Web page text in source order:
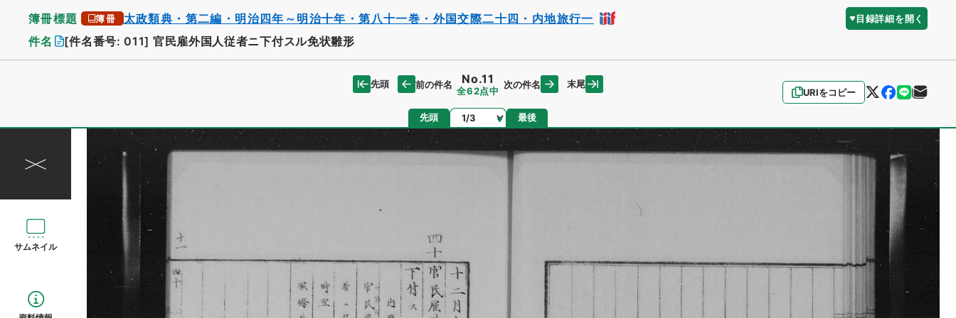
簿冊標題 簿冊 太政類典・第二編・明治四年～明治十年・第八十一巻・外国交際二十四・内地旅行一 目録詳細を開く
件名 [件名番号: 011] 官民雇外国人従者ニ下付スル免状雛形
URIをコピー
先頭 前の件名 No.11
全62点中
次の件名 末尾
先頭 ページ 最後
サムネイル